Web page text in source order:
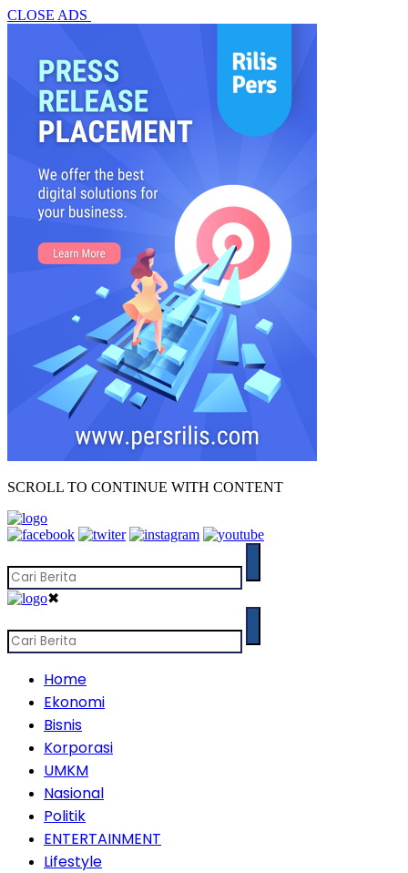
CLOSE ADS
SCROLL TO CONTINUE WITH CONTENT
✖
Home
Ekonomi
Bisnis
Korporasi
UMKM
Nasional
Politik
ENTERTAINMENT
Lifestyle